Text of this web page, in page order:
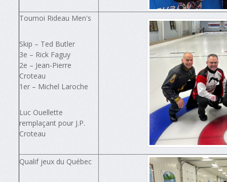
Tournoi Rideau Men's
Skip – Ted Butler
3e – Rick Faguy
2e – Jean-Pierre
Croteau
1er – Michel Laroche
Luc Ouellette
remplaçant pour J.P.
Croteau
Qualif jeux du Québec